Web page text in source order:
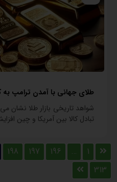
طلای جهانی با آمدن ترامپ
شواهد تاریخی بازار طلا نشان
تبادل کالا بین آمریکا و چین
1
…
196
197
198
313